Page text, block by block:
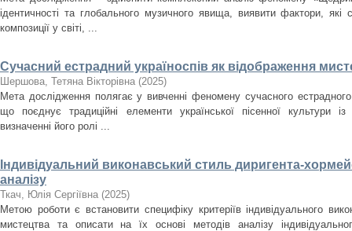
ідентичності та глобального музичного явища, виявити фактори,
композиції у світі, ...
Сучасний естрадний україноспів як відображення
Шершова, Тетяна Вікторівна (2025)
Мета дослідження полягає у вивченні феномену сучасного
що поєднує традиційні елементи української пісенної культури
визначенні його ролі ...
Індивідуальний виконавський стиль диригента-
аналізу
Ткач, Юлія Сергіївна (2025)
Метою роботи є встановити специфіку критеріїв індивідуального
мистецтва та описати на їх основі методів аналізу